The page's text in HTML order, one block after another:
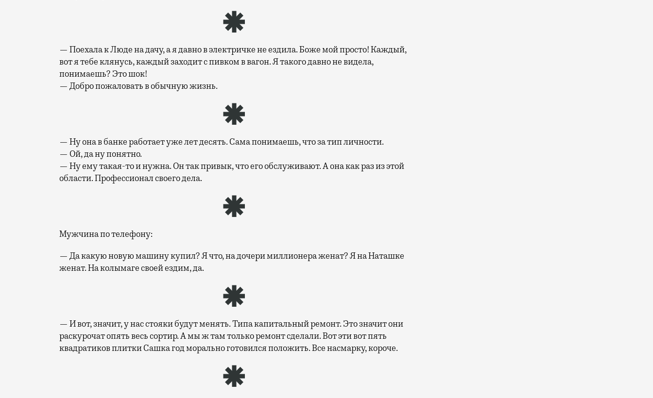
— Поехала к Люде на дачу, а я давно в электричке не ездила. Боже мой просто! Каждый,
вот я тебе клянусь, каждый заходит с пивком в вагон. Я такого давно не видела,
понимаешь? Это шок!
— Добро пожаловать в обычную жизнь.
— Ну она в банке работает уже лет десять. Сама понимаешь, что за тип личности.
— Ой, да ну понятно.
— Ну ему такая-то и нужна. Он так привык, что его обслуживают. А она как раз из этой
области. Профессионал своего дела.
Мужчина по телефону:
— Да какую новую машину купил? Я что, на дочери миллионера женат? Я на Наташке
женат. На колымаге своей ездим, да.
— И вот, значит, у нас стояки будут менять. Типа капитальный ремонт. Это значит они
раскурочат опять весь сортир. А мы ж там только ремонт сделали. Вот эти вот пять
квадратиков плитки Сашка год морально готовился положить. Все насмарку, короче.